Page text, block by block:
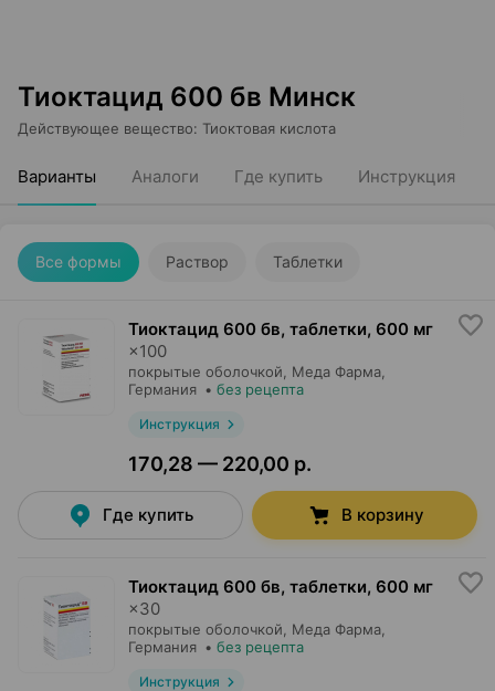
Тиоктацид 600 бв Минск
Действующее вещество: Тиоктовая кислота
Варианты Аналоги Где купить Инструкция
Все формы Раствор Таблетки
Тиоктацид 600 бв, таблетки, 600 мг
×100
покрытые оболочкой, Меда Фарма
Германия • без рецепта
Инструкция
170,28 — 220,00 р.
Где купить В корзину
Тиоктацид 600 бв, таблетки, 600 мг
×30
покрытые оболочкой, Меда Фарма
Германия • без рецепта
Инструкция